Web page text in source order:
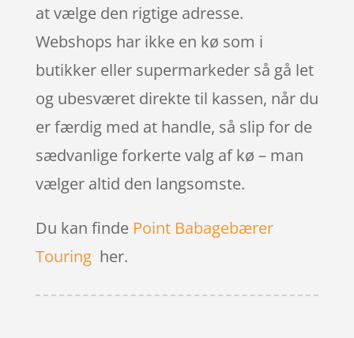
at vælge den rigtige adresse.
Webshops har ikke en kø som i
butikker eller supermarkeder så gå let
og ubesværet direkte til kassen, når du
er færdig med at handle, så slip for de
sædvanlige forkerte valg af kø – man
vælger altid den langsomste.
Du kan finde Point Babagebærer
Touringher.